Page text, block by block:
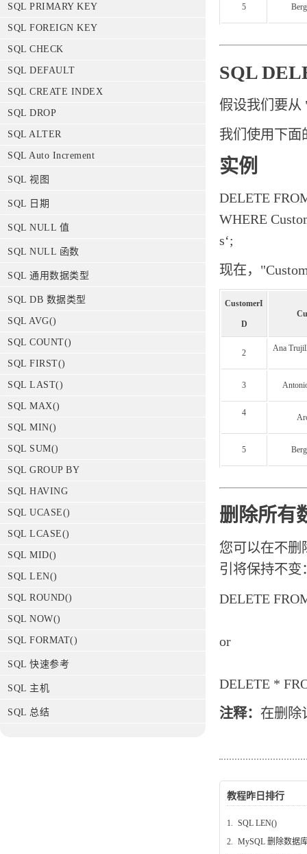
SQL PRIMARY KEY
SQL FOREIGN KEY
SQL CHECK
SQL DEFAULT
SQL CREATE INDEX
SQL DROP
SQL ALTER
SQL Auto Increment
SQL 视图
SQL 日期
SQL NULL 值
SQL NULL 函数
SQL 通用数据类型
SQL DB 数据类型
SQL AVG()
SQL COUNT()
SQL FIRST()
SQL LAST()
SQL MAX()
SQL MIN()
SQL SUM()
SQL GROUP BY
SQL HAVING
SQL UCASE()
SQL LCASE()
SQL MID()
SQL LEN()
SQL ROUND()
SQL NOW()
SQL FORMAT()
SQL 快速参考
SQL 主机
SQL 总结
5
SQL
假设我们要从
我们使用下面
实例
DELETE
WHERE
s‘;
现在，
CustomerI
D
2 Ana
3
4
5
删除所有
您可以在不删
引将保持不变
DELETE
or
DELETE *
注释： 在删除
教程昨日排行
1.
SQL LEN()
2.
MySQL 删除数据